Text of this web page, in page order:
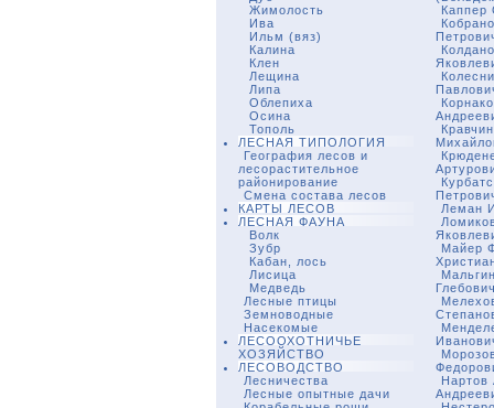
Жимолость
Ива
Ильм (вяз)
Калина
Клен
Лещина
Липа
Облепиха
Осина
Тополь
ЛЕСНАЯ ТИПОЛОГИЯ
География лесов и
лесорастительное
районирование
Смена состава лесов
КАРТЫ ЛЕСОВ
ЛЕСНАЯ ФАУНА
Волк
Зубр
Кабан, лось
Лисица
Медведь
Лесные птицы
Земноводные
Насекомые
ЛЕСООХОТНИЧЬЕ
ХОЗЯЙСТВО
ЛЕСОВОДСТВО
Лесничества
Лесные опытные дачи
Каппер
Леман
Майер
Нартов